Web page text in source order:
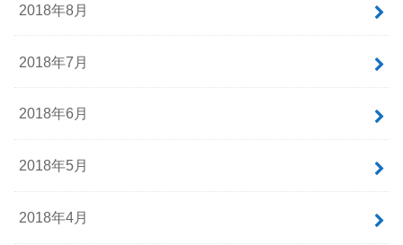
2018年8月
2018年7月
2018年6月
2018年5月
2018年4月